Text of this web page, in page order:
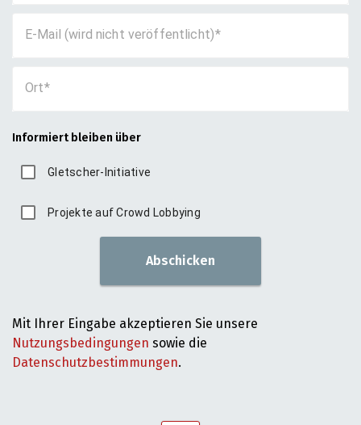
E-Mail (wird nicht veröffentlicht)
Ort
Informiert bleiben über
Gletscher-Initiative
Projekte auf Crowd Lobbying
Abschicken
Mit Ihrer Eingabe akzeptieren Sie unsere
Nutzungsbedingungen sowie die
Datenschutzbestimmungen.